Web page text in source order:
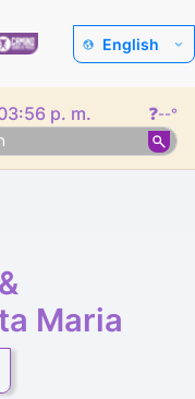
English
p. m. ❓--°
Maria